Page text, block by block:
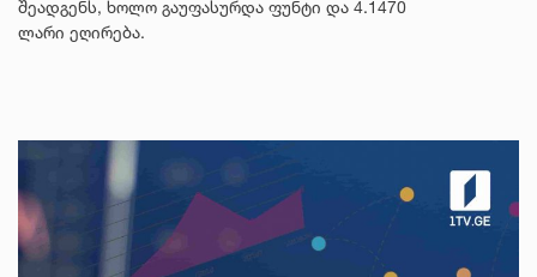
შეადგენს, ხოლო გაუფასურდა ფუნტი და 4.1470
ლარი ეღირება.